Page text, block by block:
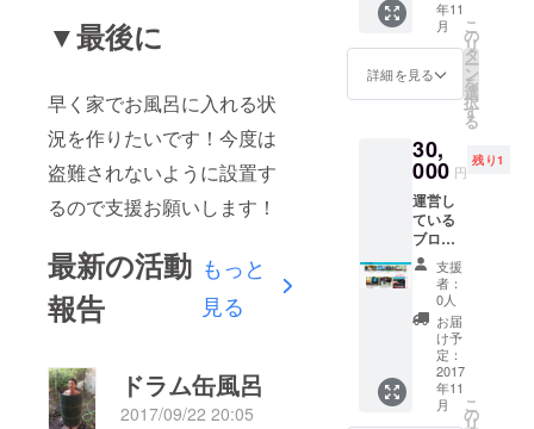
▼最後に
早く家でお風呂に入れる状
況を作りたいです！今度は
盗難されないように設置す
るので支援お願いします！
最新の活動
報告
もっと
見る
ドラム缶風呂
2017/09/22 20:05
・大き
さ変更
も相談
の上可
は何度
でもバ
ナー変
更に応
じま
す。 ・
バナー
はそち
らでご
用意し
たもの
を使用
致しま
す。
きしこ
ろと一
緒にハ
ンティ
ングツ
アー
ナイフ
は持て
ませ
ん） ・
1つの購
入で3人
まで可
能で
す。
・・僕
の家付
近に来
てもら
いハン
ティン
年11
月
詳細を見る
こ
の
リ
タ
ー
ン
を
選
択
す
る
30,
000 円
残り1
運営し
ている
ブログ
（http://
kishiko
rofreee.
com/）
のサイ
バー、
一番上
にあな
支援
者：
0人
お届
け予
定：
2017
年11
月
こ
の
リ